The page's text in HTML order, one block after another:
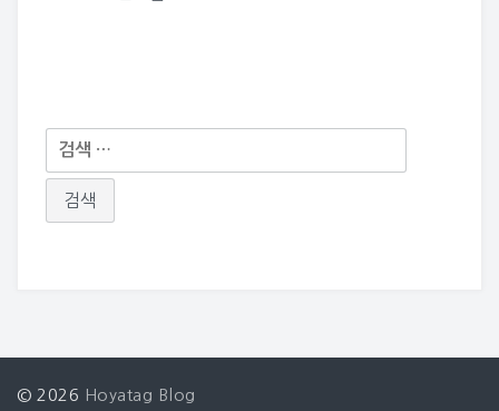
다
음
© 2026 Hoyatag Blog